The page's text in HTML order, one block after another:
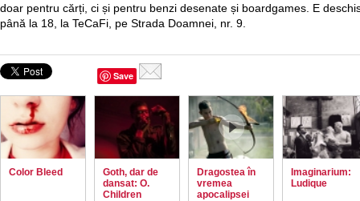
doar pentru cărți, ci și pentru benzi desenate și boardgames. E
până la 18, la TeCaFi, pe Strada Doamnei, nr. 9.
Save
Color Bleed
Goth, dar de
dansat: O.
Children
Dragostea în
vremea
apocalipsei
Imaginarium:
Ludique